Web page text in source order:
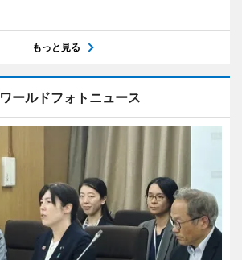
もっと見る
ワールドフォトニュース